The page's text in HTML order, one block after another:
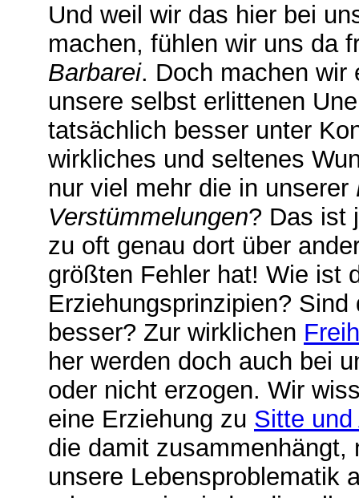
Und weil wir das hier bei
machen, fühlen wir uns da
Barbarei. Doch machen wir
unsere selbst erlittenen
tatsächlich besser unter
wirkliches und seltenes
nur viel mehr die in unserer
Verstümmelungen? Das ist
zu oft genau dort über
größten Fehler hat! Wie ist
Erziehungsprinzipien?
besser? Zur wirklichen
her werden doch auch bei
oder nicht erzogen. Wir
eine Erziehung zu Sitte
die damit
unsere Lebensproblematik